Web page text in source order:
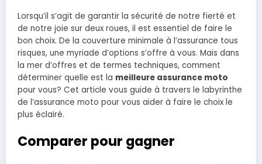
Lorsqu’il s’agit de garantir la sécurité de notre fierté et
de notre joie sur deux roues, il est essentiel de faire le
bon choix. De la couverture minimale à l’assurance tous
risques, une myriade d’options s’offre à vous. Mais dans
la mer d’offres et de termes techniques, comment
déterminer quelle est la meilleure assurance moto
pour vous? Cet article vous guide à travers le labyrinthe
de l’assurance moto pour vous aider à faire le choix le
plus éclairé.
Comparer pour gagner